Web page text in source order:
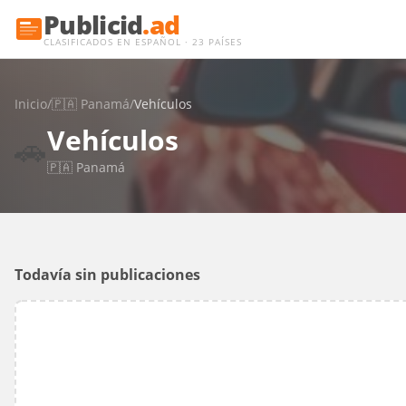
Publicid.ad
CLASIFICADOS EN ESPAÑOL · 23 PAÍSES
Inicio/🇵🇦 Panamá/Vehículos
Vehículos
🇵🇦 Panamá
Todavía sin publicaciones